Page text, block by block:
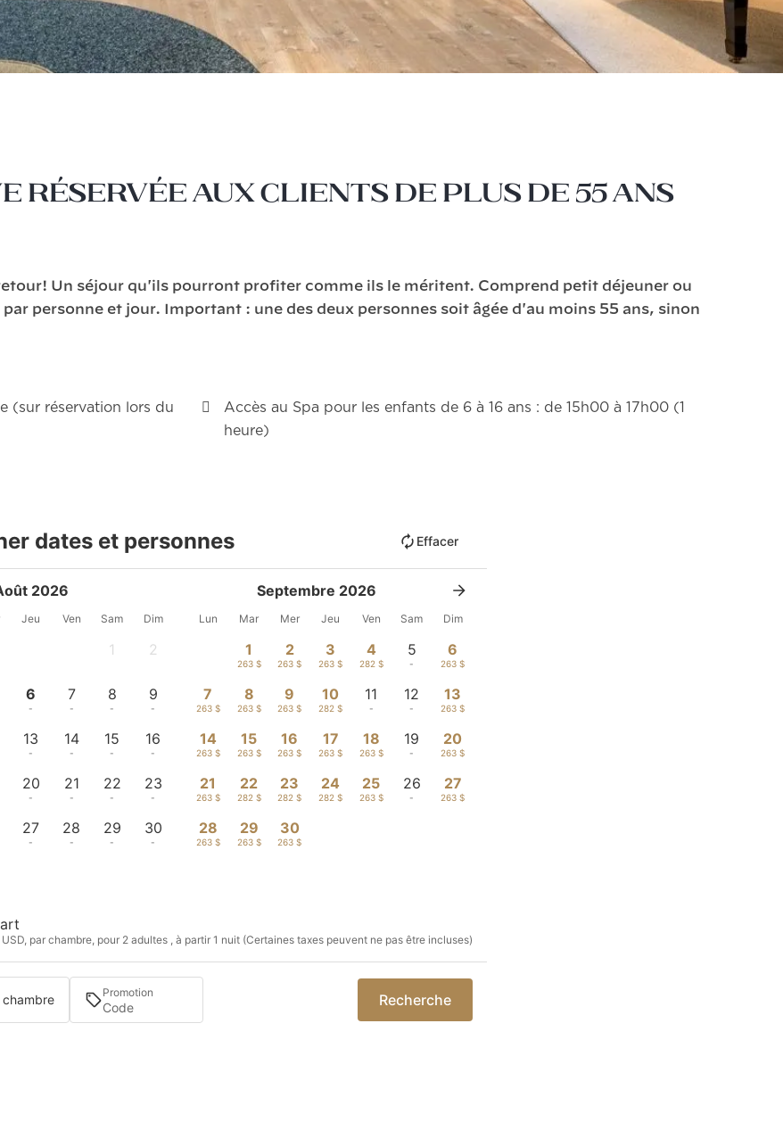
réservée aux clients de plus de 55 ans
Un séjour qu'ils pourront profiter comme ils le méritent. Comprend petit déjeuner ou
personne et jour. Important : une des deux personnes soit âgée d'au moins 55 ans, sinon
(sur réservation lors du
Accès au Spa pour les enfants de 6 à 16 ans : de 15h00 à 17h00 (1
heure)
dates et personnes Effacer
2026
Jeu Ven Sam Dim
1 2
6
-
7
-
8
-
9
-
13
-
14
-
15
-
16
-
20
-
21
-
22
-
23
-
27
-
28
-
29
-
30
-
Septembre 2026
Lun Mar Mer Jeu Ven Sam Dim
1
263 $
2
263 $
3
263 $
4
282 $
5
-
6
263 $
7
263 $
8
263 $
9
263 $
10
282 $
11
-
12
-
13
263 $
14
263 $
15
263 $
16
263 $
17
263 $
18
263 $
19
-
20
263 $
21
263 $
22
282 $
23
282 $
24
282 $
25
263 $
26
-
27
263 $
28
263 $
29
263 $
30
263 $
par chambre, pour 2 adultes , à partir 1 nuit (Certaines taxes peuvent ne pas être incluses)
chambre Promotion Recherche